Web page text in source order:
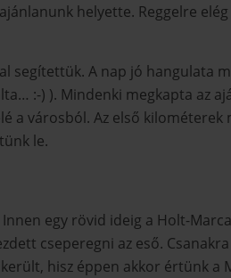
helyette. Reggelre
segítettük. A nap jó hangulata
:-) ). Mindenki megkapta az
a városból. Az első kilométerek
le.
egy rövid ideig a Holt-
cseperegni az eső.
hisz éppen akkor értünk a